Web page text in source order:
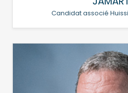
Candidat associé